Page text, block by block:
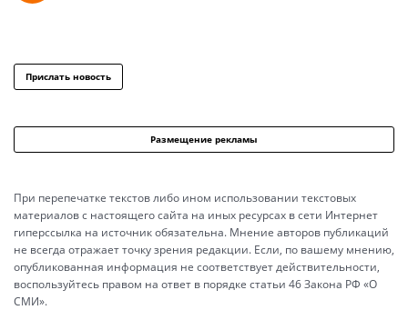
Прислать новость
Размещение рекламы
При перепечатке текстов либо ином использовании текстовых
материалов с настоящего сайта на иных ресурсах в сети Интернет
гиперссылка на источник обязательна. Мнение авторов публикаций
не всегда отражает точку зрения редакции. Если, по вашему мнению,
опубликованная информация не соответствует действительности,
воспользуйтесь правом на ответ в порядке статьи 46 Закона РФ «О
СМИ».